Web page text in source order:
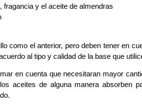
fragancia y el aceite de almendras
como el anterior, pero deben tener en
al tipo y calidad de la base que
en cuenta que necesitaran mayor
aceites de alguna manera absorben